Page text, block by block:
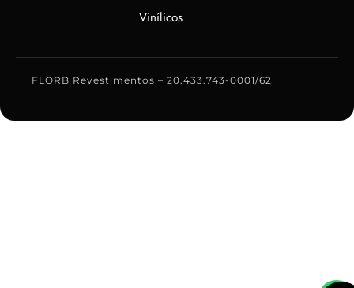
Vinílicos
FLORB Revestimentos – 20.433.743-0001/62